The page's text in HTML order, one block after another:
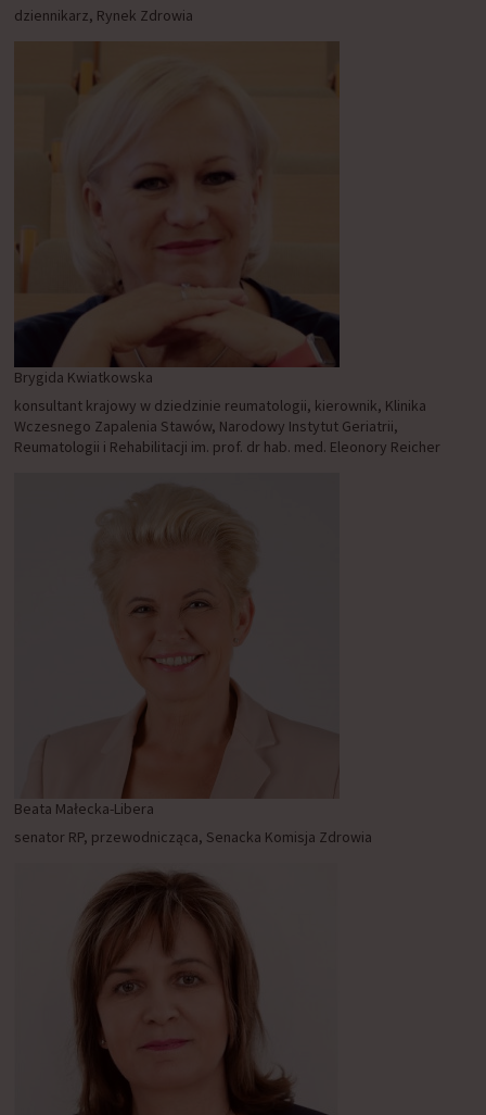
dziennikarz, Rynek Zdrowia
Brygida Kwiatkowska
konsultant krajowy w dziedzinie reumatologii, kierownik, Klinika
Wczesnego Zapalenia Stawów, Narodowy Instytut Geriatrii,
Reumatologii i Rehabilitacji im. prof. dr hab. med. Eleonory Reicher
Beata Małecka-Libera
senator RP, przewodnicząca, Senacka Komisja Zdrowia